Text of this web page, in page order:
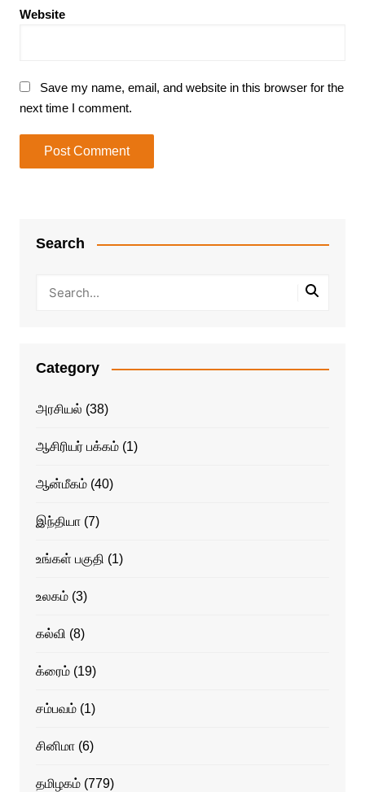
Website
Save my name, email, and website in this browser for the
next time I comment.
Search
Category
அரசியல் (38)
ஆசிரியர் பக்கம்(1)
ஆன்மீகம்(40)
இந்தியா(7)
உங்கள் பகுதி (1)
உலகம்(3)
கல்வி (8)
க்ரைம்(19)
சம்பவம்(1)
சினிமா(6)
தமிழகம்(779)